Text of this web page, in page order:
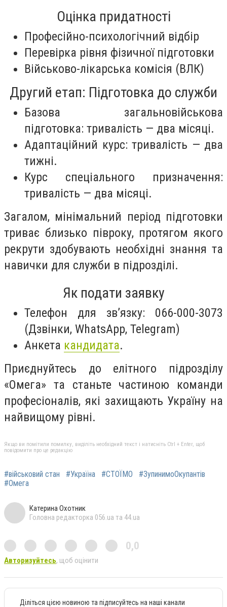
Оцінка придатності
Професійно-психологічний відбір
Перевірка рівня фізичної підготовки
Військово-лікарська комісія (ВЛК)
Другий етап: Підготовка до служби
Базова загальновійськова
підготовка: тривалість — два місяці.
Адаптаційний курс: тривалість — два
тижні.
Курс спеціального призначення:
тривалість — два місяці.
Загалом, мінімальний період підготовки
триває близько півроку, протягом якого
рекрути здобувають необхідні знання та
навички для служби в підрозділі.
Як подати заявку
Телефон для зв’язку: 066-000-3073
(Дзвінки, WhatsApp, Telegram)
Анкета кандидата.
Приєднуйтесь до елітного підрозділу
«Омега» та станьте частиною команди
професіоналів, які захищають Україну на
найвищому рівні.
Якщо ви помітили помилку, виділіть необхідний текст і натисніть Ctrl + Enter, щоб
повідомити про це редакцію
#військовий стан #Україна #СТОЇМО
#ЗупинимоОкупантів
#Омега
Катерина Охотник
Головна редакторка 056.ua та 44.ua
0,0
Авторизуйтесь, щоб оцінити
Діліться цією новиною та підписуйтесь на наші канали